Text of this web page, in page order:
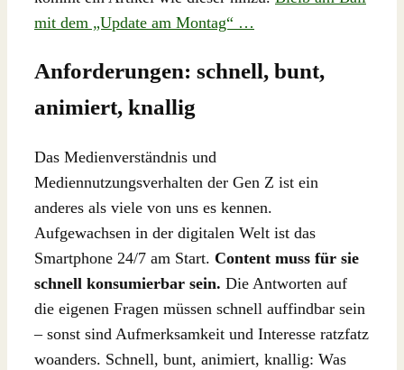
mit dem „Update am Montag“ …
Anforderungen: schnell, bunt,
animiert, knallig
Das Medienverständnis und
Mediennutzungsverhalten der Gen Z ist ein
anderes als viele von uns es kennen.
Aufgewachsen in der digitalen Welt ist das
Smartphone 24/7 am Start. Content muss für sie
schnell konsumierbar sein. Die Antworten auf
die eigenen Fragen müssen schnell auffindbar sein
– sonst sind Aufmerksamkeit und Interesse ratzfatz
woanders. Schnell, bunt, animiert, knallig: Was